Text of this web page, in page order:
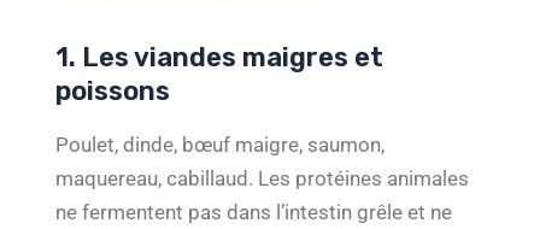
1. Les viandes maigres et
poissons
Poulet, dinde, bœuf maigre, saumon,
maquereau, cabillaud. Les protéines animales
ne fermentent pas dans l’intestin grêle et ne